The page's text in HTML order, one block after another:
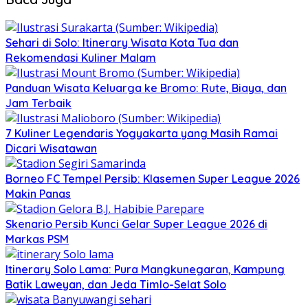
Sehari di Solo: Itinerary Wisata Kota Tua dan
Rekomendasi Kuliner Malam
Panduan Wisata Keluarga ke Bromo: Rute, Biaya, dan
Jam Terbaik
7 Kuliner Legendaris Yogyakarta yang Masih Ramai
Dicari Wisatawan
Borneo FC Tempel Persib: Klasemen Super League 2026
Makin Panas
Skenario Persib Kunci Gelar Super League 2026 di
Markas PSM
Itinerary Solo Lama: Pura Mangkunegaran, Kampung
Batik Laweyan, dan Jeda Timlo-Selat Solo